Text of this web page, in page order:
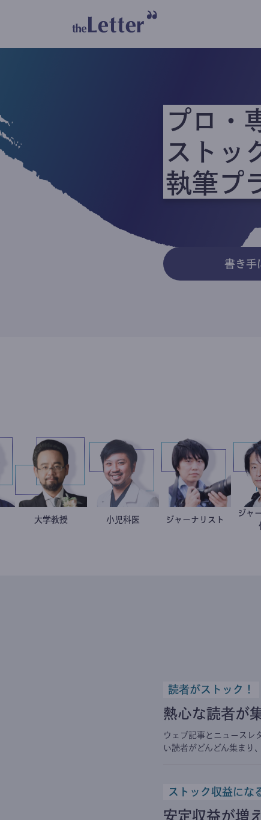
プロ・
ストッ
執筆プ
書き手
金谷一朗
大学教授 今西洋介
小児科医 志葉玲
ジャーナリスト
読者がストック！
熱心な読者が
ウェブ記事とニュースレ
い読者がどんどん集まり
ストック収益にな
安定収益が増